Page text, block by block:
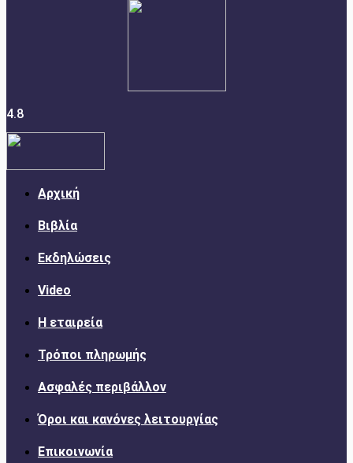
4.8
Αρχική
Βιβλία
Εκδηλώσεις
Video
Η εταιρεία
Τρόποι πληρωμής
Ασφαλές περιβάλλον
Όροι και κανόνες λειτουργίας
Επικοινωνία